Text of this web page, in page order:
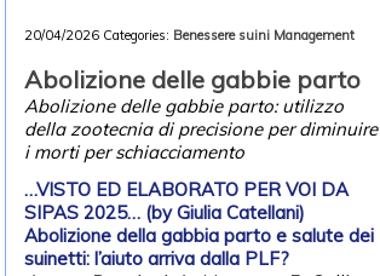
20/04/2026 Categories: Benessere suini Management
Abolizione delle gabbie parto
Abolizione delle gabbie parto: utilizzo
della zootecnia di precisione per diminuire
i morti per schiacciamento
…VISTO ED ELABORATO PER VOI DA
SIPAS 2025… (by Giulia Catellani)
Abolizione della gabbia parto e salute dei
suinetti: l’aiuto arriva dalla PLF?